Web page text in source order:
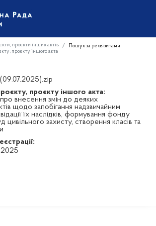
проєкти інших актів
Пошук за реквізитами
проєкту іншого акта
проєкту іншого акта:
внесення змін до деяких
щодо запобігання надзвичайним
їх наслідків, формування фонду
цивільного захисту, створення класів та